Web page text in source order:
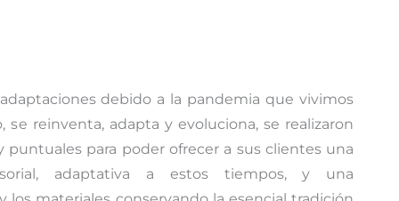
debido a la pandemia que vivimos
se reinventa, adapta y evoluciona, se realizaron
para poder ofrecer a sus clientes una
adaptativa a estos tiempos, y una